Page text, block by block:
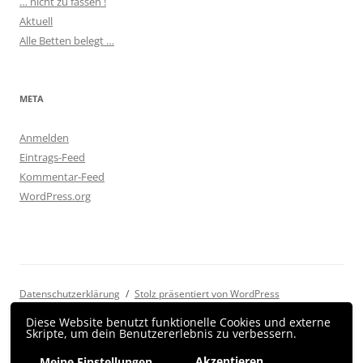
Diese Website benutzt funktionelle Cookies und externe
Skripte, um dein Benutzererlebnis zu verbessern.
Aktuell
Alle Betten belegt …
META
Anmelden
Eintrags-Feed
Kommentar-Feed
WordPress.org
Datenschutzerklärung Stolz präsentiert von WordPress